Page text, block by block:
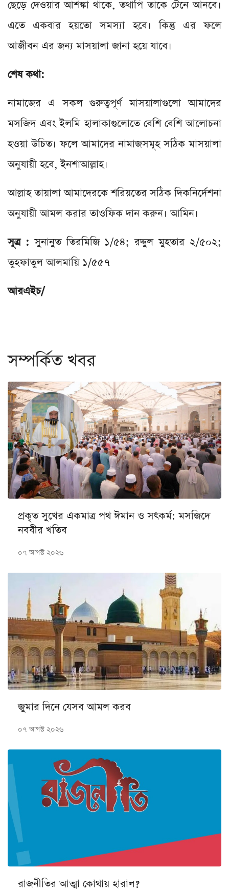
ছেড়ে দেওয়ার আশঙ্কা থাকে, তথাপি তাকে টেনে আনবে।
এতে একবার হয়তো সমস্যা হবে। কিন্তু এর ফলে
আজীবন এর জন্য মাসয়ালা জানা হয়ে যাবে।
শেষ কথা:
নামাজের এ সকল গুরুত্বপূর্ণ মাসয়ালাগুলো আমাদের
মসজিদ এবং ইলমি হালাকাগুলোতে বেশি বেশি আলোচনা
হওয়া উচিত। ফলে আমাদের নামাজসমূহ সঠিক মাসয়ালা
অনুযায়ী হবে, ইনশাআল্লাহ।
আল্লাহ তায়ালা আমাদেরকে শরিয়তের সঠিক দিকনির্দেশনা
অনুযায়ী আমল করার তাওফিক দান করুন। আমিন।
সূত্র : সুনানুত তিরমিজি ১/৫৪; রদ্দুল মুহতার ২/৫০২;
তুহফাতুল আলমায়ি ১/৫৫৭
আরএইচ/
সম্পর্কিত খবর
প্রকৃত সুখের একমাত্র পথ ঈমান ও সৎকর্ম: মসজিদে
নববীর খতিব
০৭ আগস্ট ২০২৬
জুমার দিনে যেসব আমল করব
০৭ আগস্ট ২০২৬
রাজনীতির আত্মা কোথায় হারাল?